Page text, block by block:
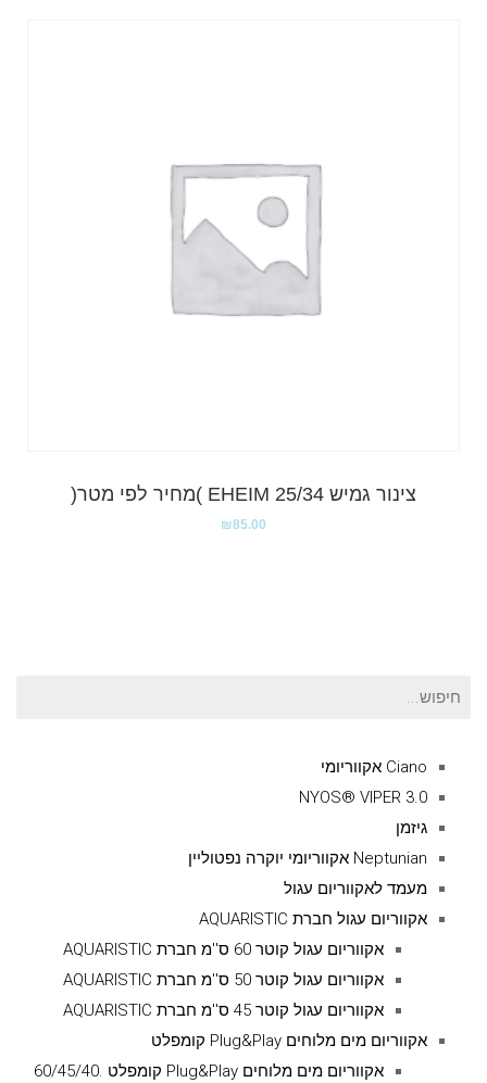
צינור גמיש EHEIM 25/34 )מחיר לפי מטר(
₪85.00
חיפוש
Ciano אקווריומי
NYOS® VIPER 3.0
גיזמן
Neptunian אקווריומי יוקרה נפטוליין
מעמד לאקווריום עגול
אקווריום עגול חברת AQUARISTIC
אקווריום עגול קוטר 60 ס''מ חברת AQUARISTIC
אקווריום עגול קוטר 50 ס''מ חברת AQUARISTIC
אקווריום עגול קוטר 45 ס''מ חברת AQUARISTIC
אקווריום מים מלוחים Plug&Play קומפלט
אקווריום מים מלוחים Plug&Play קומפלט .60/45/40